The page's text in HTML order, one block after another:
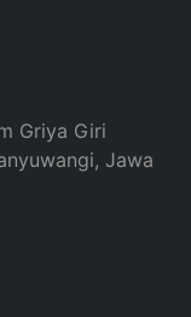
Griya Giri
Jawa